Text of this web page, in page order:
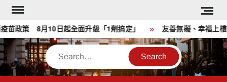
Skip
content
政策 8月10日起全面升級「1劑搞定」 友善無礙、幸福上
Search